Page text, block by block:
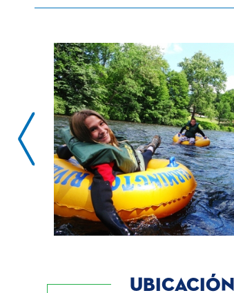
UBICACIÓN